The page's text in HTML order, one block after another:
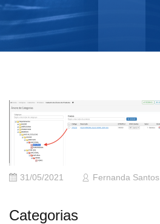
31/05/2021 Fernanda Santos
Categorias